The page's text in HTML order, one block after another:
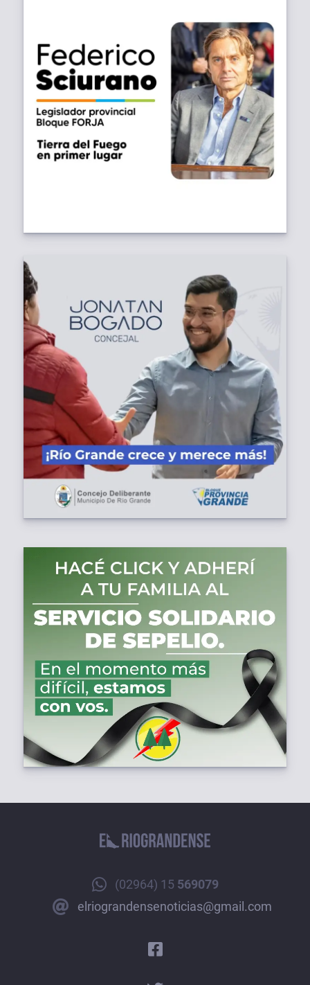
(02964) 15 569079
elriograndensenoticias@gmail.com